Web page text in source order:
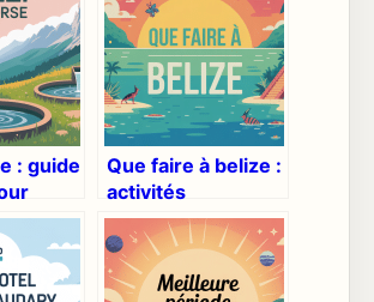
: guide
Que faire à belize :
activités
incontournables et
conseils pratiques